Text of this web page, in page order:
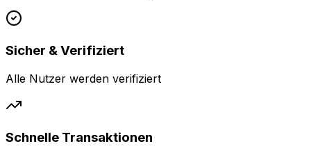
Sicher & Verifiziert
Alle Nutzer werden verifiziert
Schnelle Transaktionen